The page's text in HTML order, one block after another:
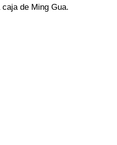
de Ming Gua.